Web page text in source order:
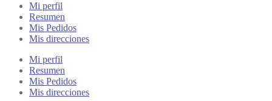
Mi perfil
Resumen
Mis Pedidos
Mis direcciones
Mi perfil
Resumen
Mis Pedidos
Mis direcciones